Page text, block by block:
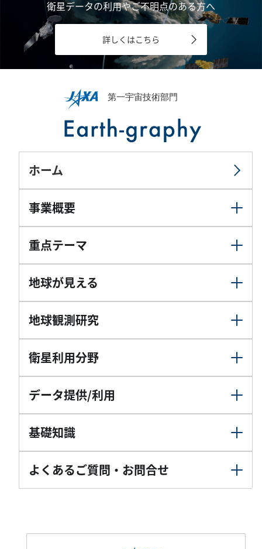
衛星データの利用やご不明点のある方へ
詳しくはこちら
ホーム
事業概要
重点テーマ
地球が見える
地球観測研究
衛星利用分野
データ提供/利用
基礎知識
よくあるご質問・お問合せ